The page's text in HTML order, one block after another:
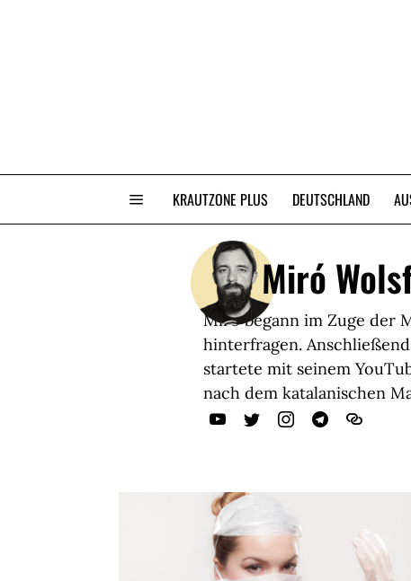
KRAUTZONE PLUS DEUTSCHLAND
Miró
Miró begann im Zuge der
hinterfragen.
startete mit seinem
nach dem katalanischen